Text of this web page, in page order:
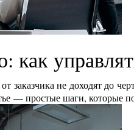
как
заказчика не доходят до
— простые шаги, которые